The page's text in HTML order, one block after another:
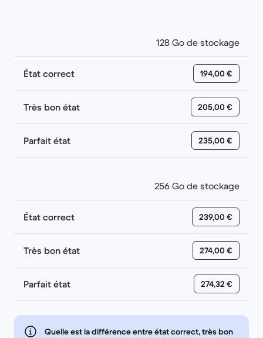
128 Go de stockage
État correct 194,00 €
Très bon état 205,00 €
Parfait état 235,00 €
256 Go de stockage
État correct 239,00 €
Très bon état 274,00 €
Parfait état 274,32 €
Quelle est la différence entre état correct, très bon